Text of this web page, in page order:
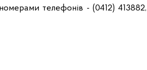
телефонів - (0412) 413882,